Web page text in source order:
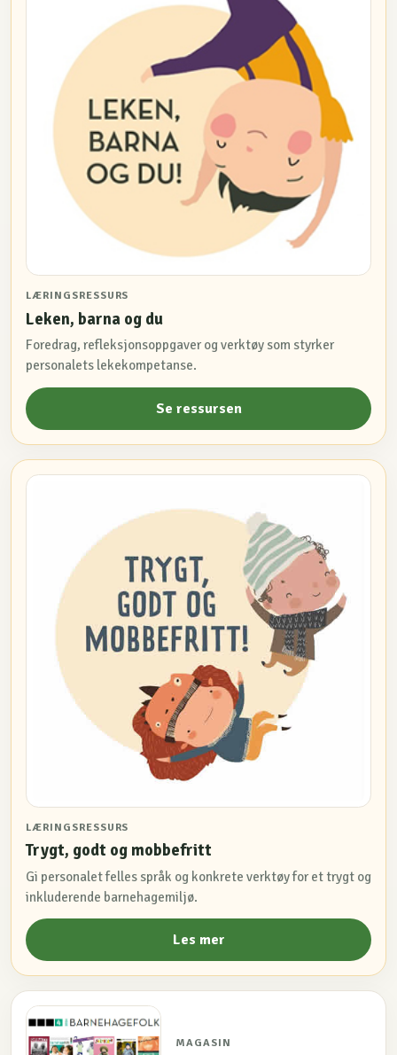
LÆRINGSRESSURS
Leken, barna og du
Foredrag, refleksjonsoppgaver og verktøy som styrker
personalets lekekompetanse.
Se ressursen
LÆRINGSRESSURS
Trygt, godt og mobbefritt
Gi personalet felles språk og konkrete verktøy for et trygt og
inkluderende barnehagemiljø.
Les mer
MAGASIN